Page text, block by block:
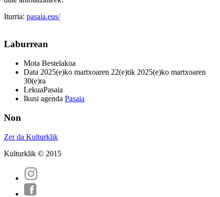
Iturria: pasaia.eus/
Laburrean
Mota Bestelakoa
Data 2025(e)ko martxoaren 22(e)tik 2025(e)ko martxoaren
30(e)ra
LekuaPasaia
Ikusi agenda Pasaia
Non
Zer da Kulturklik
Kulturklik © 2015